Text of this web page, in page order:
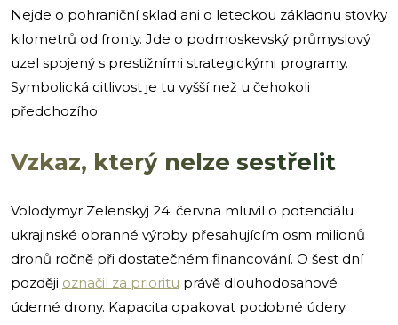
Nejde o pohraniční sklad ani o leteckou základnu stovky
kilometrů od fronty. Jde o podmoskevský průmyslový
uzel spojený s prestižními strategickými programy.
Symbolická citlivost je tu vyšší než u čehokoli
předchozího.
Vzkaz, který nelze sestřelit
Volodymyr Zelenskyj 24. června mluvil o potenciálu
ukrajinské obranné výroby přesahujícím osm milionů
dronů ročně při dostatečném financování. O šest dní
později označil za prioritu právě dlouhodosahové
úderné drony. Kapacita opakovat podobné údery